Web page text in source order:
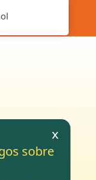
x
sobre